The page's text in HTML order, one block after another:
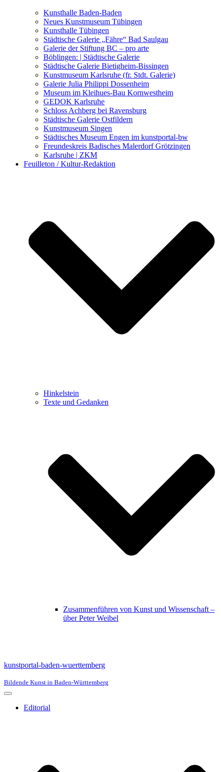
Was seither geschah
Kunstwettbewerbe, Ausschreibungen für Künstler
Kunsthalle Baden-Baden
Neues Kunstmuseum Tübingen
Kunsthalle Tübingen
Städtische Galerie „Fähre“ Bad Saulgau
Galerie der Stiftung BC – pro arte
Böblingen: | Städtische Galerie
Städtische Galerie Bietigheim-Bissingen
Kunstmuseum Karlsruhe (fr. Stdt. Galerie)
Galerie Julia Philippi Dossenheim
Museum im Kleihues-Bau Kornwestheim
GEDOK Karlsruhe
Schloss Achberg bei Ravensburg
Städtische Galerie Ostfildern
Kunstmuseum Singen
Städtisches Museum Engen im kunstportal-bw
Freundeskreis Badisches Malerdorf Grötzingen
Karlsruhe | ZKM
Feuilleton / Kultur-Redaktion
Hinkelstein
Texte und Gedanken
Zusammenführen von Kunst und Wissenschaft –
über Peter Weibel
kunstportal-baden-wuerttemberg
Bildende Kunst in Baden-Württemberg
Navigationsmenü
Editorial